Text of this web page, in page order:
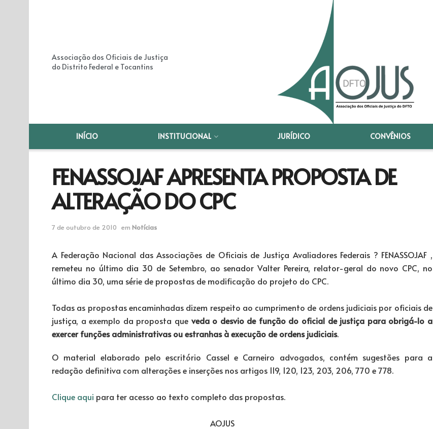
Associação dos Oficiais de Justiça
do Distrito Federal e Tocantins
INÍCIO INSTITUCIONAL JURÍDICO CONVÊNIOS
FENASSOJAF APRESENTA PROPOSTA DE
ALTERAÇÃO DO CPC
7 de outubro de 2010 em Notícias
A Federação Nacional das Associações de Oficiais de Justiça Avaliadores Federais ? FENASSOJAF ,
remeteu no último dia 30 de Setembro, ao senador Valter Pereira, relator-geral do novo CPC, no
último dia 30, uma série de propostas de modificação do projeto do CPC.
Todas as propostas encaminhadas dizem respeito ao cumprimento de ordens judiciais por oficiais de
justiça, a exemplo da proposta que vedao desvio de função do oficial de justiça para obrigá-lo a
exercer funções administrativas ou estranhas à execução de ordens judiciais.
O material elaborado pelo escritório Cassel e Carneiro advogados, contém sugestões para a
redação definitiva com alterações e inserções nos artigos 119, 120, 123, 203, 206, 770 e 778.
Clique aqui para ter acesso ao texto completo das propostas.
AOJUS